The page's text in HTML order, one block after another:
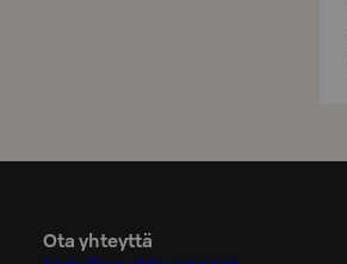
Ota yhteyttä